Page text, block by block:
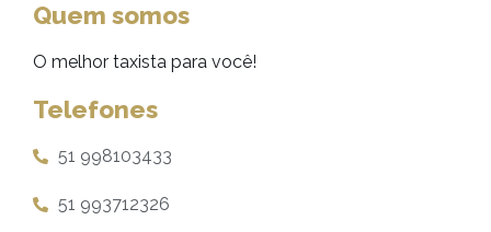
Quem somos
O melhor taxista para você!
Telefones
51 998103433
51 993712326